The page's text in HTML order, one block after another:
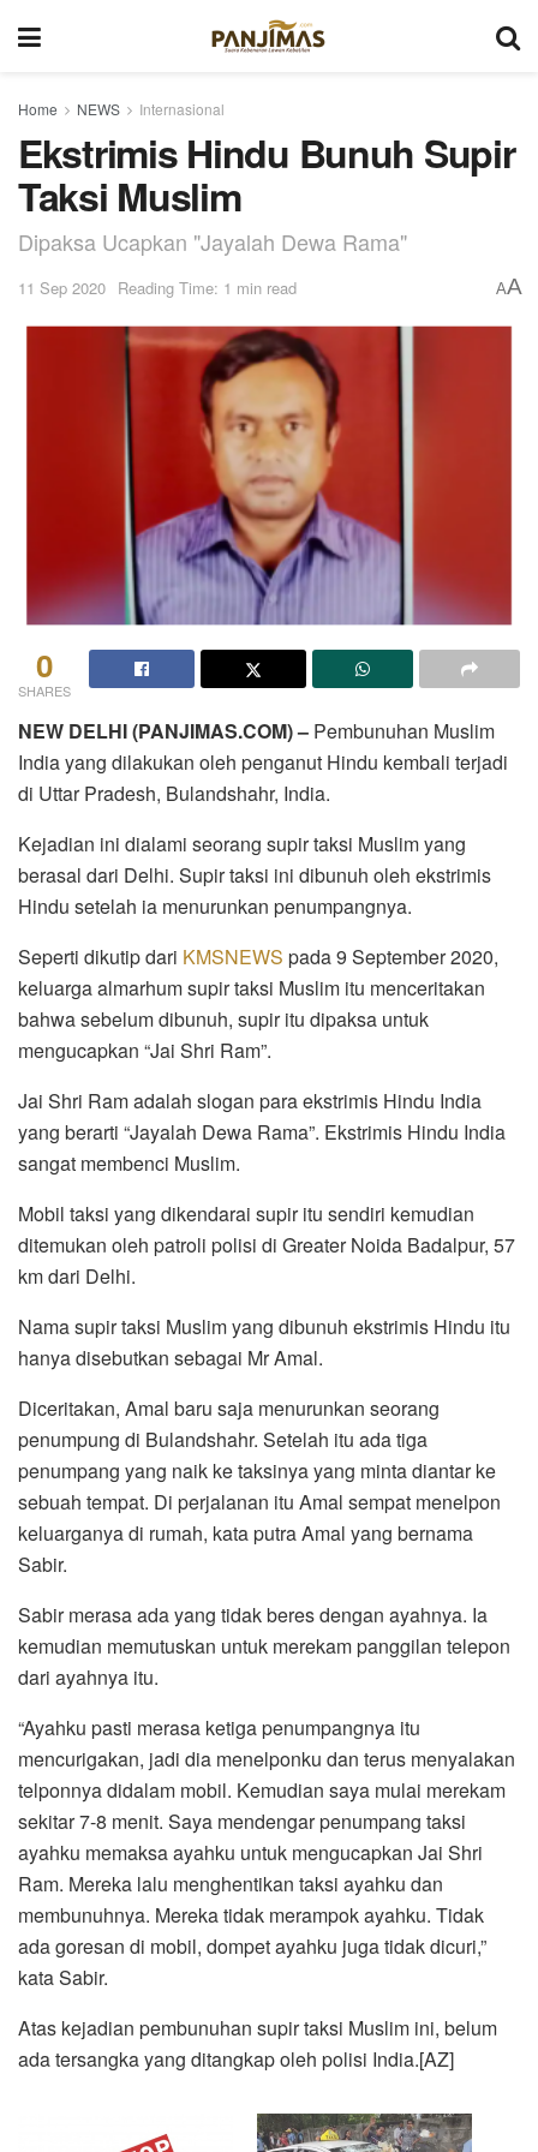
Home NEWS Internasional
Ekstrimis Hindu Bunuh Supir
Taksi Muslim
Dipaksa Ucapkan "Jayalah Dewa Rama"
11 Sep 2020 Reading Time: 1 min read AA
0
SHARES
NEW DELHI (PANJIMAS.COM) – Pembunuhan Muslim
India yang dilakukan oleh penganut Hindu kembali terjadi
di Uttar Pradesh, Bulandshahr, India.
Kejadian ini dialami seorang supir taksi Muslim yang
berasal dari Delhi. Supir taksi ini dibunuh oleh ekstrimis
Hindu setelah ia menurunkan penumpangnya.
Seperti dikutip dari KMSNEWS pada 9 September 2020,
keluarga almarhum supir taksi Muslim itu menceritakan
bahwa sebelum dibunuh, supir itu dipaksa untuk
mengucapkan “Jai Shri Ram”.
Jai Shri Ram adalah slogan para ekstrimis Hindu India
yang berarti “Jayalah Dewa Rama”. Ekstrimis Hindu India
sangat membenci Muslim.
Mobil taksi yang dikendarai supir itu sendiri kemudian
ditemukan oleh patroli polisi di Greater Noida Badalpur, 57
km dari Delhi.
Nama supir taksi Muslim yang dibunuh ekstrimis Hindu itu
hanya disebutkan sebagai Mr Amal.
Diceritakan, Amal baru saja menurunkan seorang
penumpung di Bulandshahr. Setelah itu ada tiga
penumpang yang naik ke taksinya yang minta diantar ke
sebuah tempat. Di perjalanan itu Amal sempat menelpon
keluarganya di rumah, kata putra Amal yang bernama
Sabir.
Sabir merasa ada yang tidak beres dengan ayahnya. Ia
kemudian memutuskan untuk merekam panggilan telepon
dari ayahnya itu.
“Ayahku pasti merasa ketiga penumpangnya itu
mencurigakan, jadi dia menelponku dan terus menyalakan
telponnya didalam mobil. Kemudian saya mulai merekam
sekitar 7-8 menit. Saya mendengar penumpang taksi
ayahku memaksa ayahku untuk mengucapkan Jai Shri
Ram. Mereka lalu menghentikan taksi ayahku dan
membunuhnya. Mereka tidak merampok ayahku. Tidak
ada goresan di mobil, dompet ayahku juga tidak dicuri,”
kata Sabir.
Atas kejadian pembunuhan supir taksi Muslim ini, belum
ada tersangka yang ditangkap oleh polisi India.[AZ]